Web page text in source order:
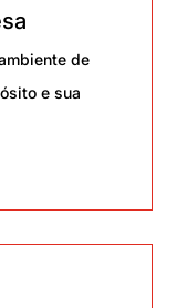
de
e sua